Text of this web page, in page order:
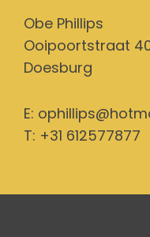
Obe Phillips
Ooipoortstraat
Doesburg
E:
T: +31 612577877